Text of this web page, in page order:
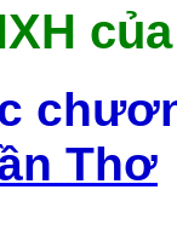
Thơ